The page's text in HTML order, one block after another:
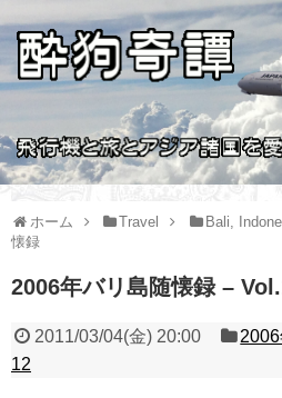
ホーム Travel Bali,
懐録
2006年バリ島随懐録 –
2011/03/04(金) 20:00
12